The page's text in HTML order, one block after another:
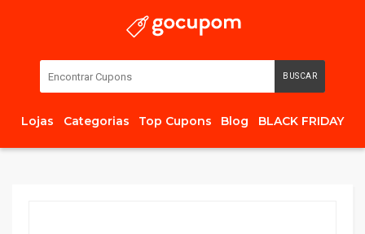
BUSCAR
Lojas Categorias Top Cupons Blog BLACK FRIDAY